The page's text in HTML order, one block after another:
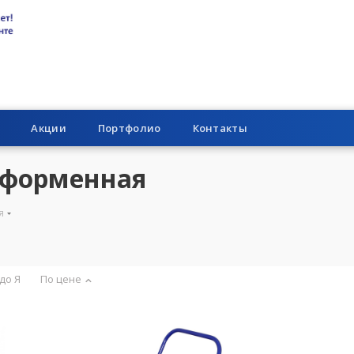
Акции Портфолио Контакты
Я По цене